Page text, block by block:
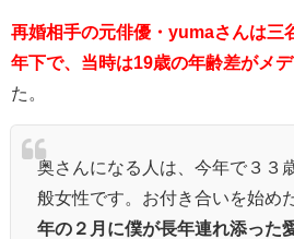
再婚相手の元俳優・yumaさんは三
年下で、当時は19歳の年齢差がメ
た。
奥さんになる人は、今年で３３
般女性です。お付き合いを始め
年の２月に僕が長年連れ添った